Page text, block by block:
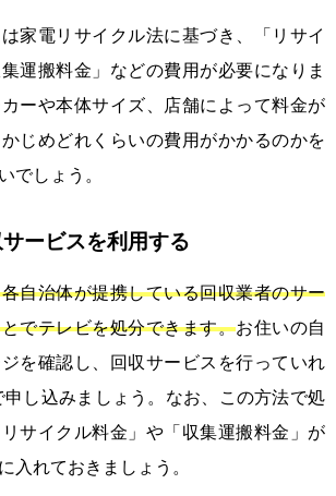
家電リサイクル法に基づき、「リサイ
運搬料金」などの費用が必要になりま
ーや本体サイズ、店舗によって料金が
じめどれくらいの費用がかかるのかを
でしょう。
ービスを利用する
自治体が提携している回収業者のサー
でテレビを処分できます。お住いの自
を確認し、回収サービスを行っていれ
し込みましょう。なお、この方法で処
サイクル料金」や「収集運搬料金」が
入れておきましょう。